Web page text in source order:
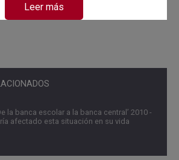
la banca escolar a la banca central’ 2010 -
afectado esta situación en su vida
el mayor puntaje del ICFES en el
durante toda la carrera, si el
Leer más